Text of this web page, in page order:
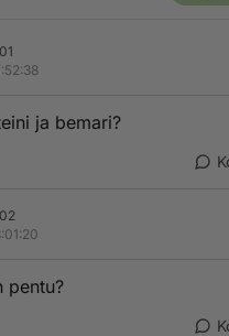
ja bemari?
pentu?